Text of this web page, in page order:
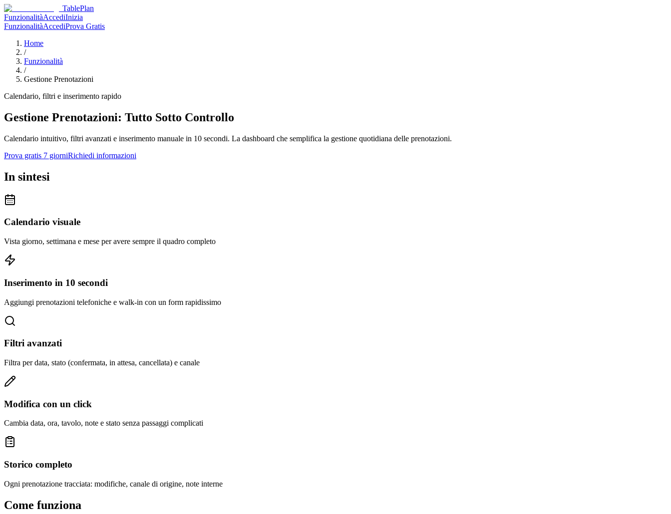
TablePlan
FunzionalitàAccediInizia
FunzionalitàAccediProva Gratis
Home
/
Funzionalità
/
Gestione Prenotazioni
Calendario, filtri e inserimento rapido
Gestione Prenotazioni: Tutto Sotto Controllo
Calendario intuitivo, filtri avanzati e inserimento manuale in 10 secondi. La dashboard che semplifica la gestione quotidiana delle prenotazioni.
Prova gratis 7 giorniRichiedi informazioni
In sintesi
Calendario visuale
Vista giorno, settimana e mese per avere sempre il quadro completo
Inserimento in 10 secondi
Aggiungi prenotazioni telefoniche e walk-in con un form rapidissimo
Filtri avanzati
Filtra per data, stato (confermata, in attesa, cancellata) e canale
Modifica con un click
Cambia data, ora, tavolo, note e stato senza passaggi complicati
Storico completo
Ogni prenotazione tracciata: modifiche, canale di origine, note interne
Come funziona